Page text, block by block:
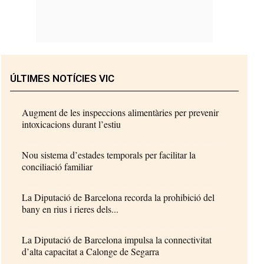
ÚLTIMES NOTÍCIES VIC
Augment de les inspeccions alimentàries per prevenir
intoxicacions durant l’estiu
Nou sistema d’estades temporals per facilitar la
conciliació familiar
La Diputació de Barcelona recorda la prohibició del
bany en rius i rieres dels...
La Diputació de Barcelona impulsa la connectivitat
d’alta capacitat a Calonge de Segarra